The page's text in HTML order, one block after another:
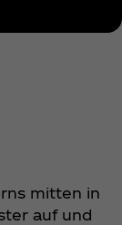
mitten in
auf und